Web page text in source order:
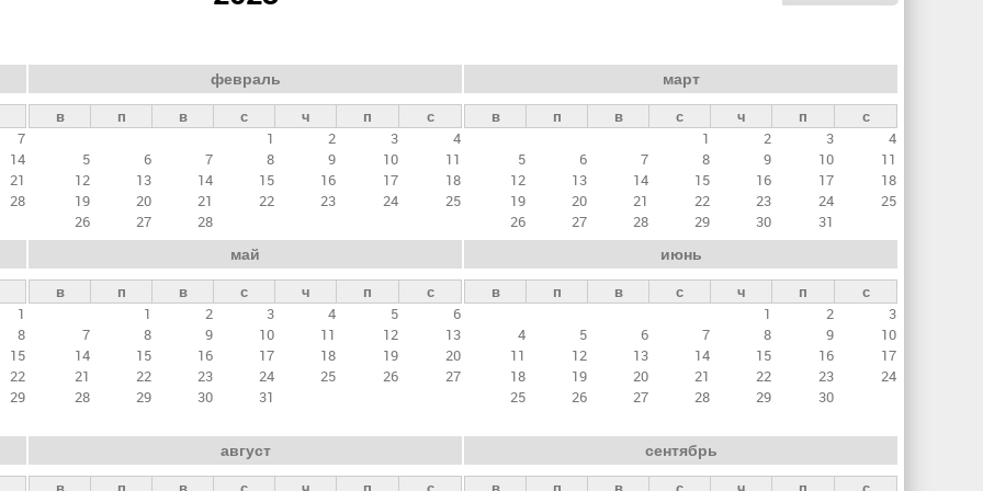
7
14
21
28
февраль
в п в с ч п
с
1
2 3
4
5
6 7 8 9 10
11
12
13 14 15 16 17
18
19
20 21 22 23 24
25
26
27 28
март
в п в с ч п
с
1
2 3
4
5
6 7 8 9 10
11
12
13 14 15 16 17
18
19
20 21 22 23 24
25
26
27 28 29 30 31
1
8
15
22
29
май
в п в с ч п
с
1
2 3 4 5
6
7
8 9 10 11 12
13
14
15 16 17 18 19
20
21
22 23 24 25 26
27
28
29 30 31
июнь
в п в с ч п
с
1
2
3
4
5 6 7 8 9
10
11
12 13 14 15 16
17
18
19 20 21 22 23
24
25
26 27 28 29 30
август сентябрь